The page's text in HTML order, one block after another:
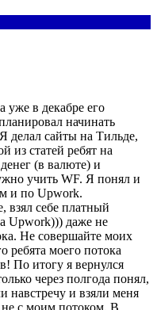
уже в декабре его
начинать
делал сайты на Тильде,
из статей ребят на
(в валюте) и
учить WF. Я понял и
и по Upwork.
взял себе платный
Upwork))) даже не
Не совершайте моих
ребята моего потока
По итогу я вернулся
через полгода понял,
навстречу и взяли меня